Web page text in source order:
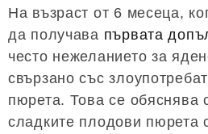
На възраст от 6 месеца,
да получава първата
често нежеланието за
свързано със
пюрета. Това се обяснява
сладките плодови пюрета